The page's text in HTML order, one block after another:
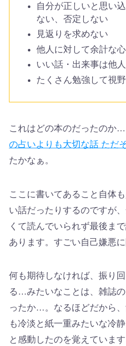
自分が正しいと思い
ない、否定しない
見返りを求めない
他人に対して余計な
いい話・出来事は他
たくさん勉強して視
これはどの本のだったのか
の占いよりも大切な話 ただ
たかなぁ。
ここに書いてあること自体
い話だったりするのですが
くて読んでいられず最後ま
あります。すごい自己嫌悪
何も期待しなければ、振り
る…みたいなことは、雑誌
ったか…。なるほどだから
も冷淡と紙一重みたいな冷
と感動したのを覚えています